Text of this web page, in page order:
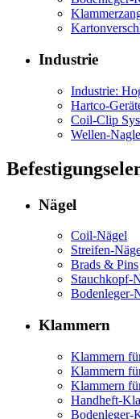
Industrie
Industrie:
Hartco-
Coil-Clip
Wellen-
Nägel
Coil-Nägel
Streifen-
Brads & Pins
Stauchkopf-
Bodenleger-
Klammern
Klammern
Klammern
Klammern
Handheft-
Bodenleger-